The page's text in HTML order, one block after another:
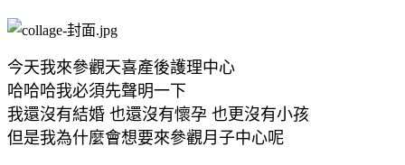
今天我來參觀天喜產後護理中心
哈哈哈我必須先聲明一下
我還沒有結婚 也還沒有懷孕 也更沒有小孩
但是我為什麼會想要來參觀月子中心呢